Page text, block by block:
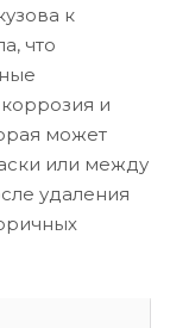
к
что
и
может
или между
удаления